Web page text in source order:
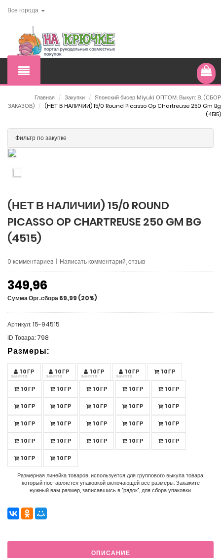
Все города
Главная / Закупки / Японский бисер Miyuki ОПТОМ. Выкуп: 8. (СБОР
ЗАКАЗОВ) / (НЕТ В НАЛИЧИИ) 15/0 Round Picasso Op Chartreuse 250 Gm Bg
(4515)
Фильтр по закупке
(НЕТ В НАЛИЧИИ) 15/0 ROUND
PICASSO OP CHARTREUSE 250 GM BG
(4515)
0 комментариев | Написать комментарий, отзыв
349,96
Сумма Орг.сбора 69,99 (20%)
Артикул: 15-94515
ID Товара: 798
Размеры:
10ГР
занято
10ГР
занято
10ГР
занято
10ГР
занято
10ГР
10ГР 10ГР 10ГР 10ГР 10ГР
10ГР 10ГР 10ГР 10ГР 10ГР
10ГР 10ГР 10ГР 10ГР 10ГР
10ГР 10ГР 10ГР 10ГР 10ГР
10ГР 10ГР
Размерная линейка товаров, используется для группового выкупа товара,
который поставляется упаковкой включающей все размеры. Закажите
нужный вам размер, записавшись в "рядок", для сбора упаковки.
ОПИСАНИЕ